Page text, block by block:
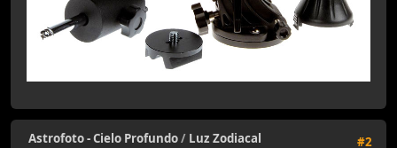
#2
Astrofoto - Cielo Profundo/ Luz Zodiacal